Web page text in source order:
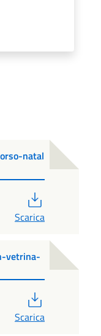
natal
Scarica
vetrina-
Scarica